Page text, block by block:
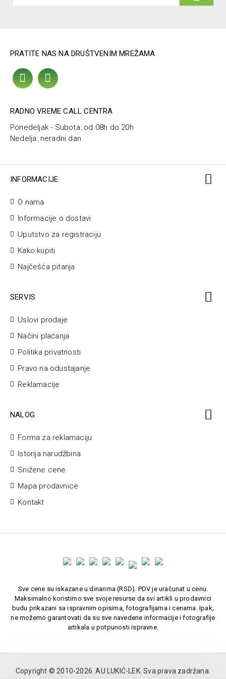
PRATITE NAS NA DRUŠTVENIM MREŽAMA
RADNO VREME CALL CENTRA
Ponedeljak - Subota: od 08h do 20h
Nedelja: neradni dan
INFORMACIJE
O nama
Informacije o dostavi
Uputstvo za registraciju
Kako kupiti
Najčešća pitanja
SERVIS
Uslovi prodaje
Načini plaćanja
Politika privatnosti
Pravo na odustajanje
Reklamacije
NALOG
Forma za reklamaciju
Istorija narudžbina
Snižene cene
Mapa prodavnice
Kontakt
Sve cene su iskazane u dinarima (RSD). PDV je uračunat u cenu.
Maksimalno koristimo sve svoje resurse da svi artikli u prodavnici
budu prikazani sa ispravnim opisima, fotografijama i cenama. Ipak,
ne možemo garantovati da su sve navedene informacije i fotografije
artikala u potpunosti ispravne.
Copyright © 2010-2026. AU LUKIĆ-LEK. Sva prava zadržana.